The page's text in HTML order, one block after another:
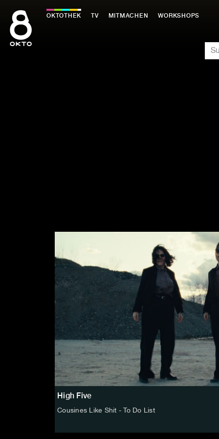
Inhalt
springen
OKTOTHEK TV MITMACHEN WORKSHOPS
High Five
Cousines Like Shit - To Do List